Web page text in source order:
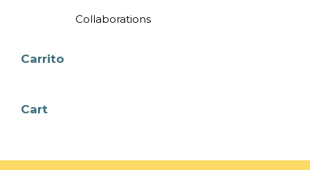
Collaborations
Carrito
Cart